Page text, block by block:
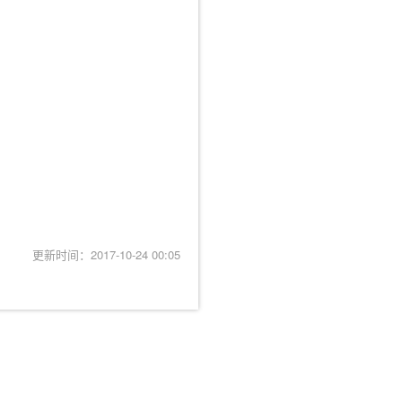
更新时间：2017-10-24 00:05